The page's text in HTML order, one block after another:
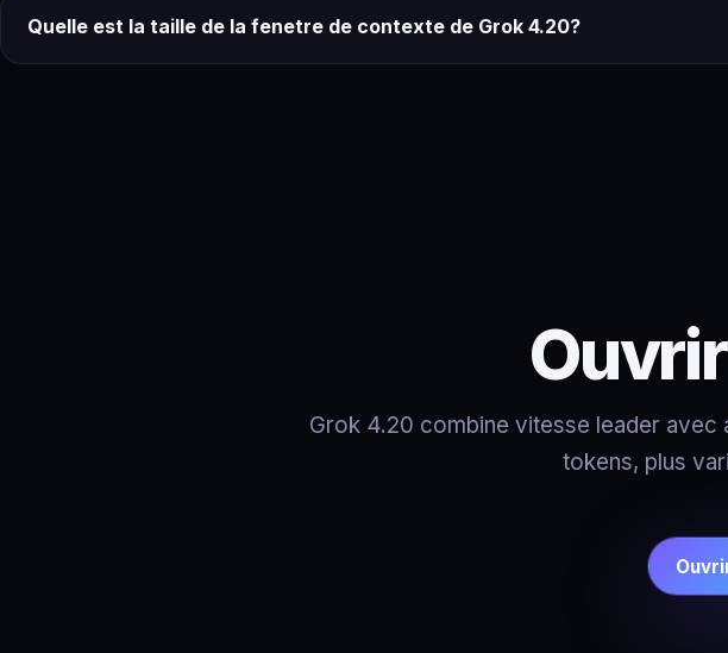
Quelle est la taille de la fenetre de contexte de Grok 4.20?
Grok 4.20 combine vitesse leader
tokens, plus